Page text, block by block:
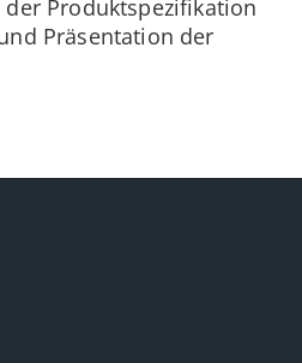
Produktspezifikation
Präsentation der